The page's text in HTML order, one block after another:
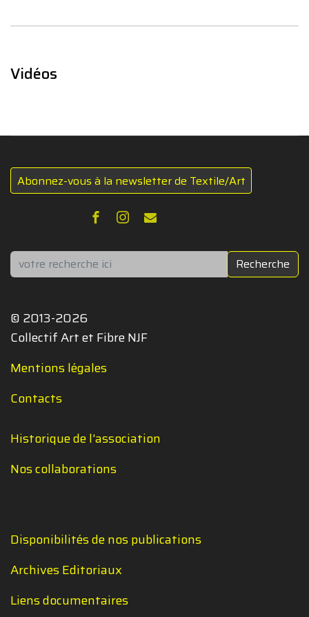
Vidéos
Abonnez-vous à la newsletter de Textile/Art
Rechercher Recherche
© 2013-2026
Collectif Art et Fibre NJF
Mentions légales
Contacts
Historique de l'association
Nos collaborations
Disponibilités de nos publications
Archives Editoriaux
Liens documentaires